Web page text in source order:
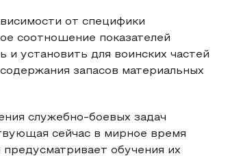
от специфики
соотношение показателей
установить для воинских частей
запасов материальных
служебно-боевых задач
сейчас в мирное время
обучения их